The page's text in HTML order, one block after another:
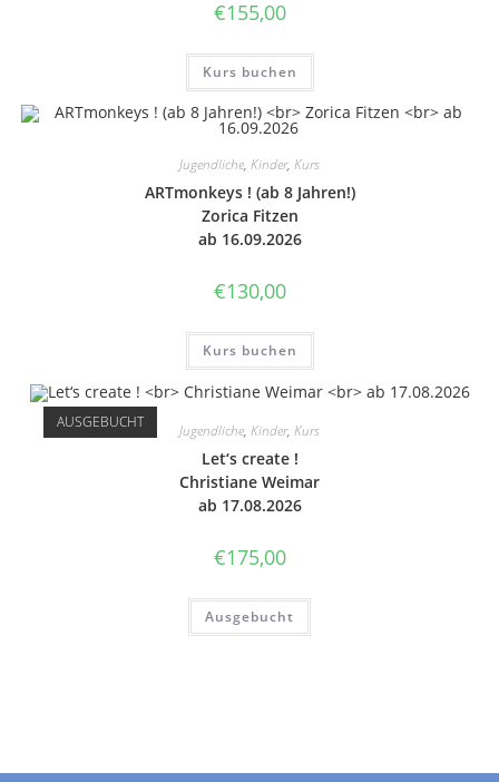
€155,00
Kurs buchen
Jugendliche, Kinder, Kurs
ART­m­on­keys ! (ab 8 Jahren!)
Zorica Fitzen
ab 16.09.2026
€130,00
Kurs buchen
AUSGEBUCHT Jugendliche, Kinder, Kurs
Let‘s create !
Chri­stia­ne Weimar
ab 17.08.2026
€175,00
Ausgebucht